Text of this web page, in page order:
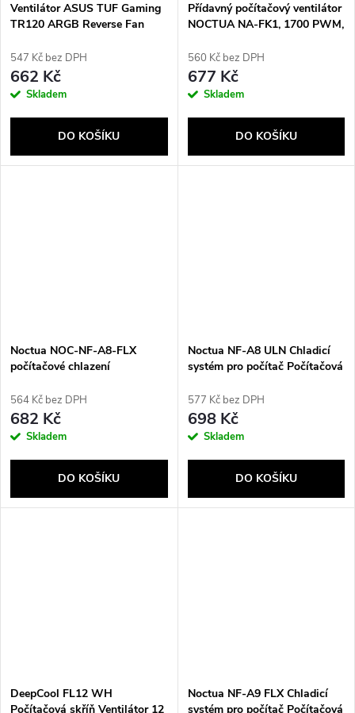
Ventilátor ASUS TUF Gaming
TR120 ARGB Reverse Fan
547 Kč bez DPH
662 Kč
Skladem
DO KOŠÍKU
Přídavný počítačový ventilátor
NOCTUA NA-FK1, 1700 PWM,
560 Kč bez DPH
677 Kč
Skladem
DO KOŠÍKU
Noctua NOC-NF-A8-FLX
počítačové chlazení
cm Béžová, Hnědá 1 kusů
564 Kč bez DPH
682 Kč
Skladem
DO KOŠÍKU
Noctua NF-A8 ULN Chladicí
systém pro počítač Počítačová
Hnědá
577 Kč bez DPH
698 Kč
Skladem
DO KOŠÍKU
DeepCool FL12 WH
Počítačová skříň Ventilátor 12
Noctua NF-A9 FLX Chladicí
systém pro počítač Počítačová